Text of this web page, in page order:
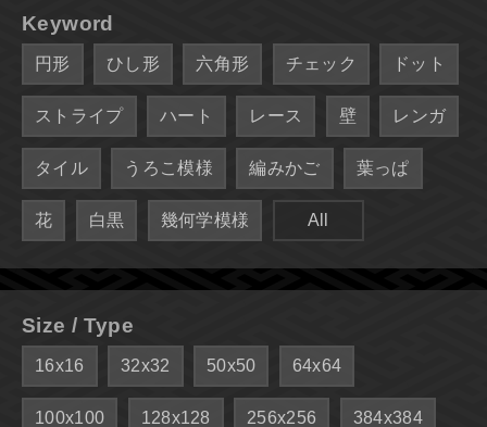
Keyword
円形 ひし形 六角形 チェック ドット
ストライプ ハート レース 壁 レンガ
タイル うろこ模様 編みかご 葉っぱ
花 白黒 幾何学模様 All
Size / Type
16x16 32x32 50x50 64x64
100x100 128x128 256x256 384x384